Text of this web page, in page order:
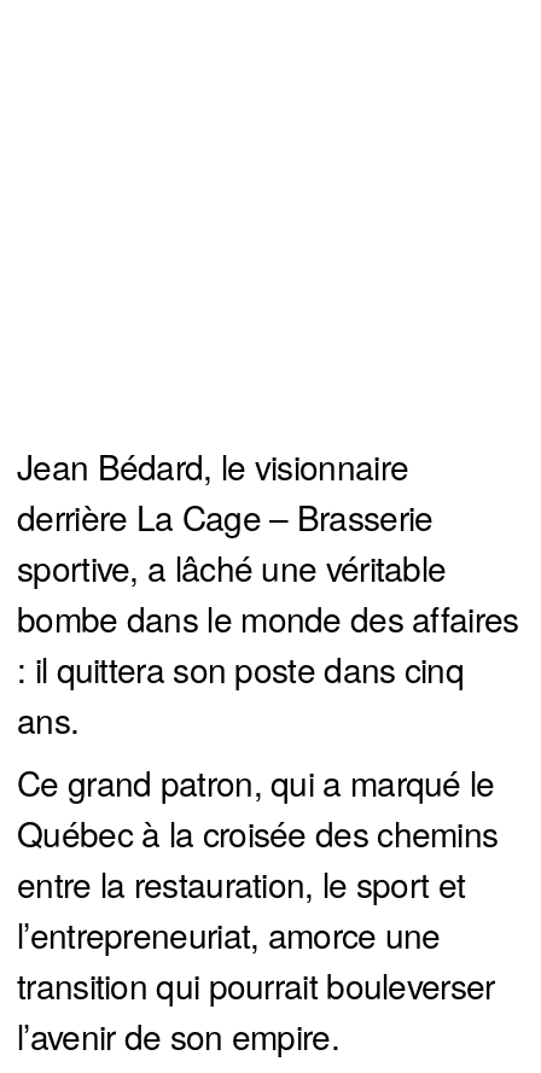
Jean Bédard, le visionnaire
derrière La Cage – Brasserie
sportive, a lâché une véritable
bombe dans le monde des affaires
: il quittera son poste dans cinq
ans.
Ce grand patron, qui a marqué le
Québec à la croisée des chemins
entre la restauration, le sport et
l’entrepreneuriat, amorce une
transition qui pourrait bouleverser
l’avenir de son empire.